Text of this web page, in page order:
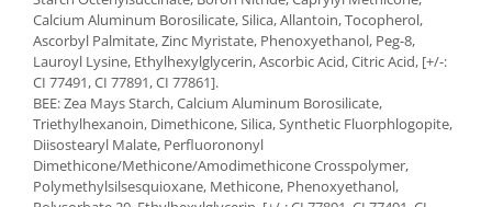
Calcium Aluminum Borosilicate, Silica, Allantoin, Tocopherol,
Ascorbyl Palmitate, Zinc Myristate, Phenoxyethanol, Peg-8,
Lauroyl Lysine, Ethylhexylglycerin, Ascorbic Acid, Citric Acid, [+/-:
CI 77491, CI 77891, CI 77861].
BEE: Zea Mays Starch, Calcium Aluminum Borosilicate,
Triethylhexanoin, Dimethicone, Silica, Synthetic Fluorphlogopite,
Diisostearyl Malate, Perfluorononyl
Dimethicone/Methicone/Amodimethicone Crosspolymer,
Polymethylsilsesquioxane, Methicone, Phenoxyethanol,